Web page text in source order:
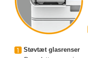
Støvtæt glasrenser